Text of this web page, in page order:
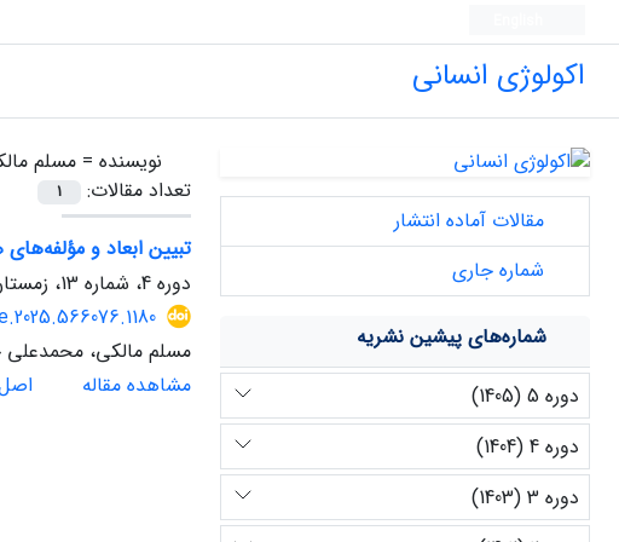
اکولوژی انسانی
نویسنده = مسلم
تعداد مقالات:
1
تبیین ابعاد و
دوره 4، شماره 13، زمستان 1404، صفحه
مسلم مالکی،
مشاهده مقاله
مقالات آماده انتشار
شماره جاری
شماره‌های پیشین نشریه
دوره 5 (1405)
دوره 4 (1404)
دوره 3 (1403)